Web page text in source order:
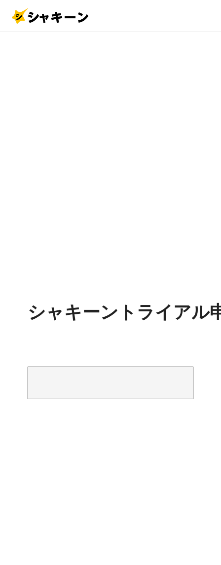
シャキーントライアル